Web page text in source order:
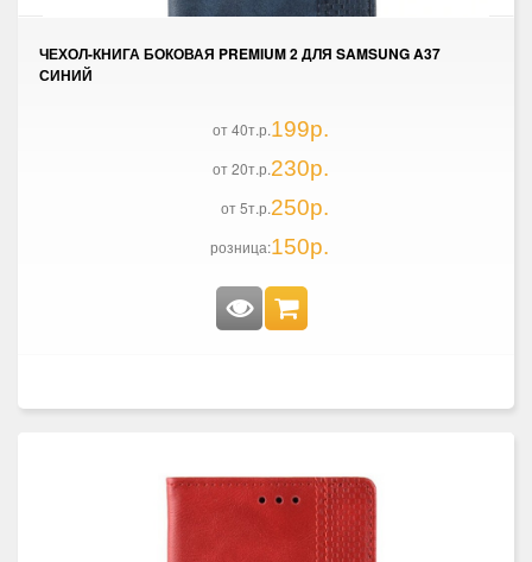
ЧЕХОЛ-КНИГА БОКОВАЯ PREMIUM 2 ДЛЯ SAMSUNG A37
СИНИЙ
от 40т.р.199р.
от 20т.р.230р.
от 5т.р.250р.
розница:150р.